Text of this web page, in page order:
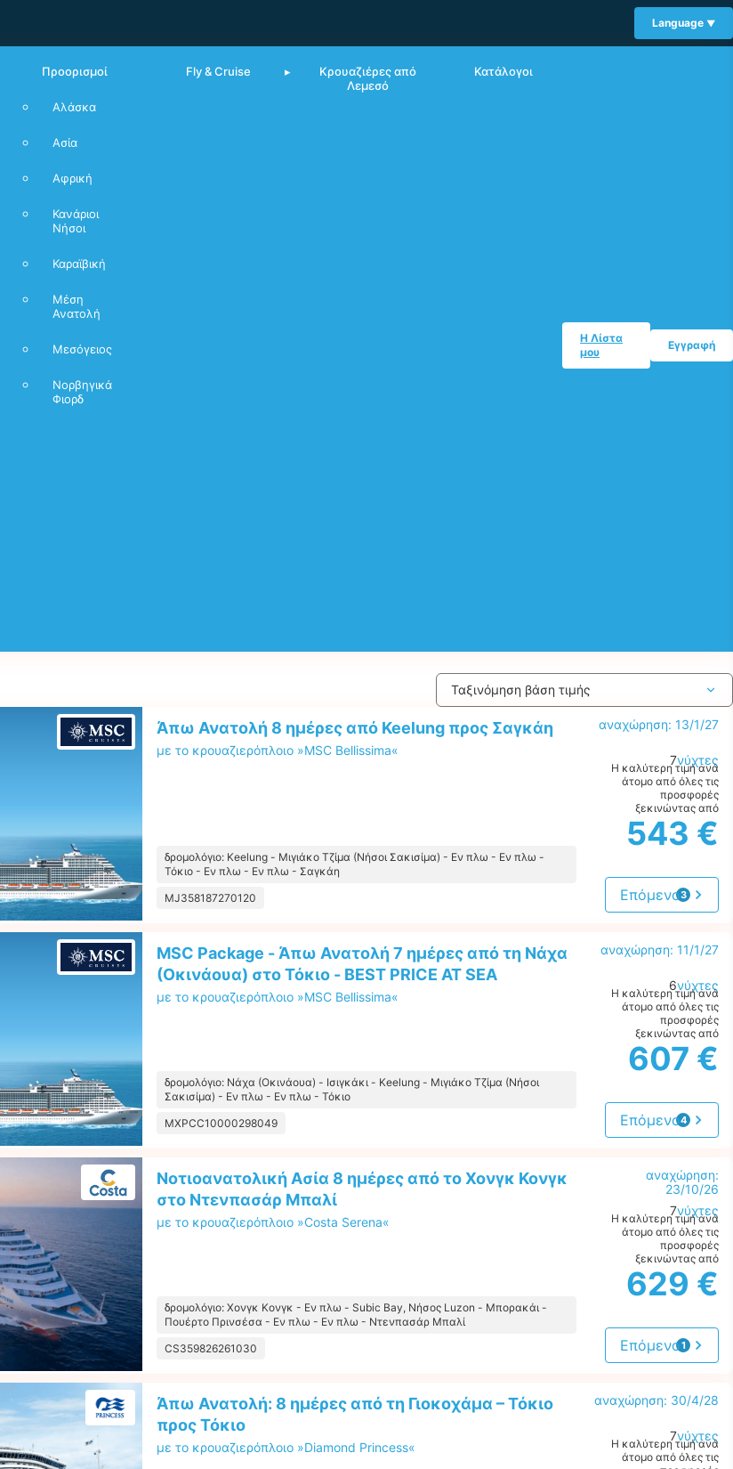
Language
Προορισμοί
Αλάσκα
Ασία
Αφρική
Κανάριοι
Νήσοι
Καραϊβική
Μέση
Ανατολή
Μεσόγειος
Νορβηγικά
Φιορδ
Fly & Cruise
Κρουαζιέρες από
Λεμεσό
Κατάλογοι
Η Λίστα
μου
Εγγραφή
7νύχτες
Άπω Ανατολή 8 ημέρες από Keelung προς Σαγκάη
με το κρουαζιερόπλοιο »MSC Bellissima«
αναχώρηση: 13/1/27
δρομολόγιο: Keelung - Μιγιάκο Τζίμα (Νήσοι Σακισίμα) - Εν πλω - Εν πλω -
Τόκιο - Εν πλω - Εν πλω - Σαγκάη
MJ358187270120
Η καλύτερη τιμή ανά
άτομο από όλες τις
προσφορές
ξεκινώντας από
543 €
3
προτάσεις
Επόμενο
6νύχτες
MSC Package - Άπω Ανατολή 7 ημέρες από τη Νάχα
(Οκινάουα) στο Τόκιο - BEST PRICE AT SEA
με το κρουαζιερόπλοιο »MSC Bellissima«
αναχώρηση: 11/1/27
δρομολόγιο: Νάχα (Οκινάουα) - Ισιγκάκι - Keelung - Μιγιάκο Τζίμα (Νήσοι
Σακισίμα) - Εν πλω - Εν πλω - Τόκιο
MXPCC10000298049
Η καλύτερη τιμή ανά
άτομο από όλες τις
προσφορές
ξεκινώντας από
607 €
4
προτάσεις
Επόμενο
7νύχτες
Νοτιοανατολική Ασία 8 ημέρες από το Χονγκ Κονγκ
στο Ντενπασάρ Μπαλί
με το κρουαζιερόπλοιο »Costa Serena«
αναχώρηση:
23/10/26
δρομολόγιο: Χονγκ Κονγκ - Εν πλω - Subic Bay, Νήσος Luzon - Μπορακάι -
Πουέρτο Πρινσέσα - Εν πλω - Εν πλω - Ντενπασάρ Μπαλί
CS359826261030
Η καλύτερη τιμή ανά
άτομο από όλες τις
προσφορές
ξεκινώντας από
629 €
1
προσφορά
Επόμενο
7νύχτες
Άπω Ανατολή: 8 ημέρες από τη Γιοκοχάμα – Τόκιο
προς Τόκιο
με το κρουαζιερόπλοιο »Diamond Princess«
αναχώρηση: 30/4/28
Η καλύτερη τιμή ανά
άτομο από όλες τις